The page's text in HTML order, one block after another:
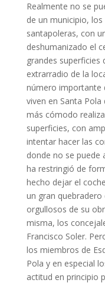
Realmente no se
de un municipio,
santapoleras, con
deshumanizado el
grandes superficies
extrarradio de la
número importante
viven en Santa Pola
más cómodo
superficies, con
intentar hacer las
donde no se puede
ha restringió de
hecho dejar el
un gran quebradero
orgullosos de su
misma, los
Francisco Soler.
los miembros de
Pola y en especial
actitud en principio